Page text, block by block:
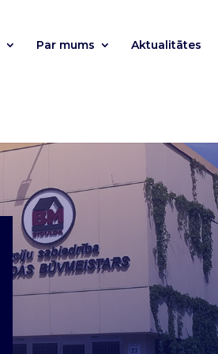
Par mums Aktualitātes